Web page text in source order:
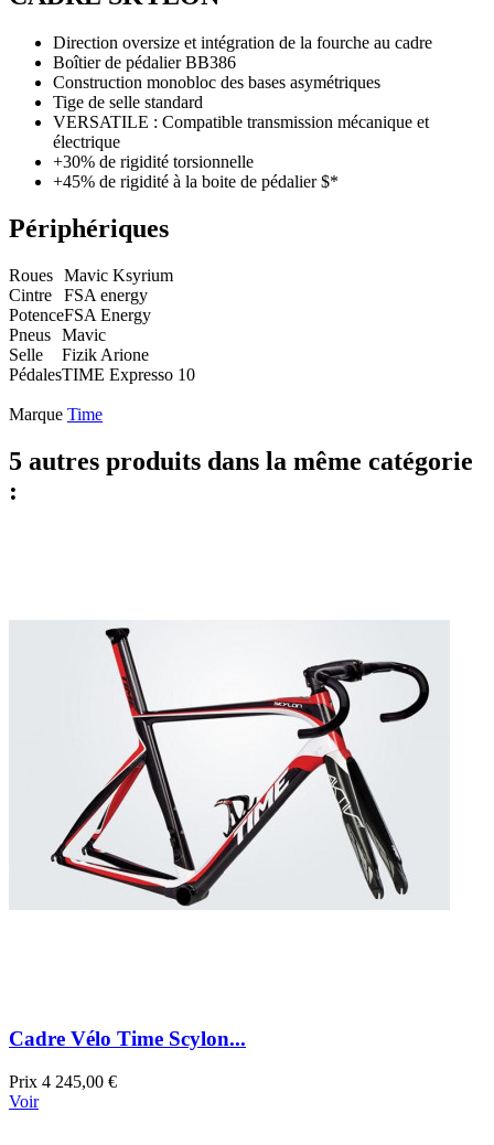
Direction oversize et intégration de la fourche au cadre
Boîtier de pédalier BB386
Construction monobloc des bases asymétriques
Tige de selle standard
VERSATILE : Compatible transmission mécanique et
électrique
+30% de rigidité torsionnelle
+45% de rigidité à la boite de pédalier $*
Périphériques
Roues Mavic Ksyrium
Cintre
FSA energy
PotenceFSA Energy
Pneus Mavic
Selle
Fizik Arione
PédalesTIME Expresso 10
Marque Time
5 autres produits dans la même catégorie
:
Cadre Vélo Time Scylon...
Prix 4 245,00 €
Voir